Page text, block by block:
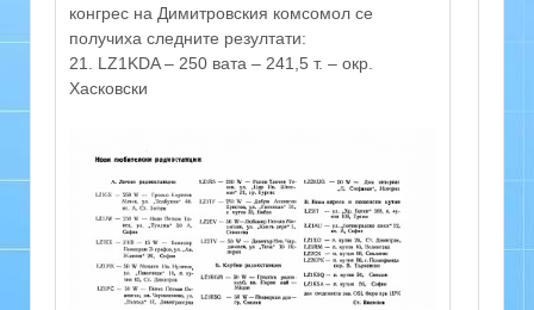
конгрес на Димитровския комсомол се
получиха следните резултати:
21. LZ1KDA – 250 вата – 241,5 т. – окр.
Хасковски